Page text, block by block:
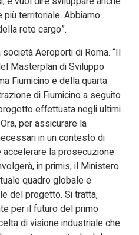
territoriale. Abbiamo
rete cargo”.
società Aeroporti di Roma. “Il
Masterplan di Sviluppo
Fiumicino e della quarta
di Fiumicino a seguito
effettuata negli ultimi
per assicurare la
in un contesto di
la prosecuzione
in primis, il Ministero
quadro globale e
del progetto. Si tratta,
per il futuro del primo
di visione industriale che